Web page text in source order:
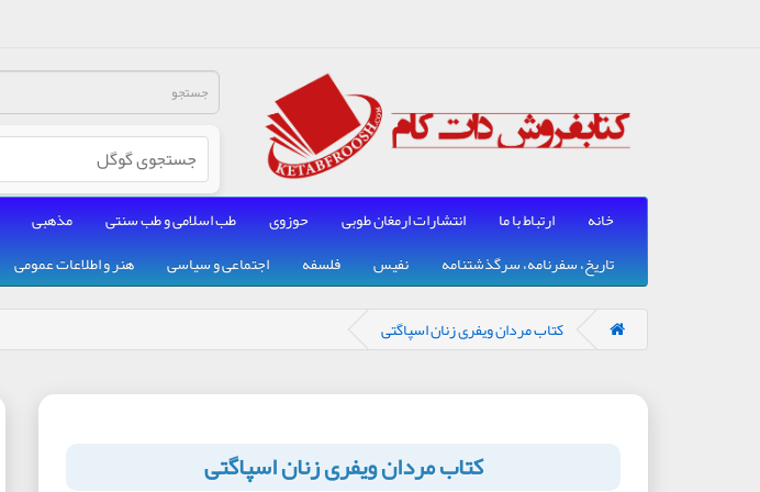
خانه ارتباط با ما انتشارات ارمغان طوبی حوزوی طب اسلامی و طب سنتی مذهبی
تاریخ، سفرنامه، سرگذشتنامه
نفیس فلسفه اجتماعی و سیاسی هنر و اطلاعات عمومی
کتاب مردان ویفری زنان اسپاگتی
کتاب مردان ویفری زنان اسپاگتی